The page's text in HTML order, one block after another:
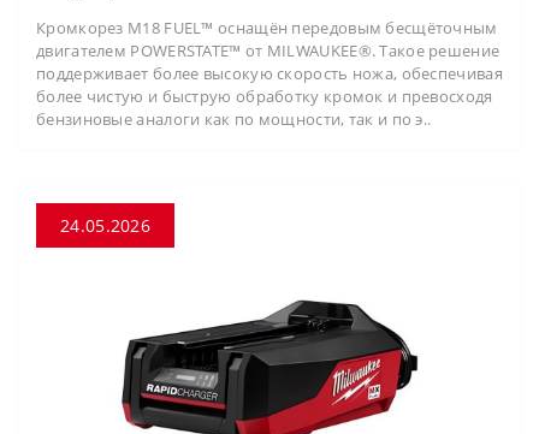
Кромкорез M18 FUEL™ оснащён передовым бесщёточным
двигателем POWERSTATE™ от MILWAUKEE®. Такое решение
поддерживает более высокую скорость ножа, обеспечивая
более чистую и быструю обработку кромок и превосходя
бензиновые аналоги как по мощности, так и по э..
24.05.2026